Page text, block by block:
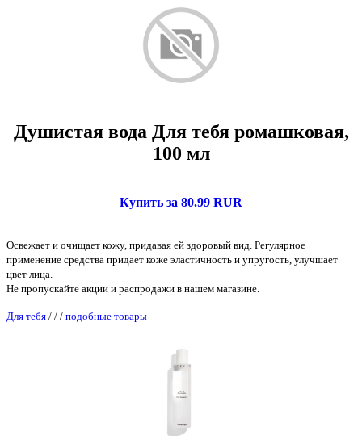
Душистая вода Для тебя ромашковая,
100 мл
Купить за 80.99 RUR
Освежает и очищает кожу, придавая ей здоровый вид. Регулярное
применение средства придает коже эластичность и упругость, улучшает
цвет лица.
Не пропускайте акции и распродажи в нашем магазине.
Для тебя / / / подобные товары